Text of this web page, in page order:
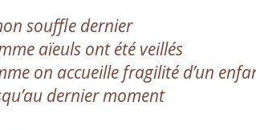
souffle dernier
aïeuls ont été veillés
on accueille fragilité d’un
dernier moment